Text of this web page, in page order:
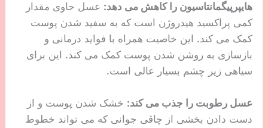
هایپرپیگمانتاسیون را کاهش می دهد: عسل حاوی مقدار
کمی پراکسید هیدروژن است که به سفید شدن پوست
کمک می کند. این خاصیت همراه با فواید درمانی و
بازسازی به روشن شدن پوست کمک می کند. این برای
سیاهی زیر چشم بسیار عالی است.
عسل رطوبت را جذب می کند: خشک شدن پوست و از
دست دادن بخشی از چاقی جوانی که می تواند خطوط